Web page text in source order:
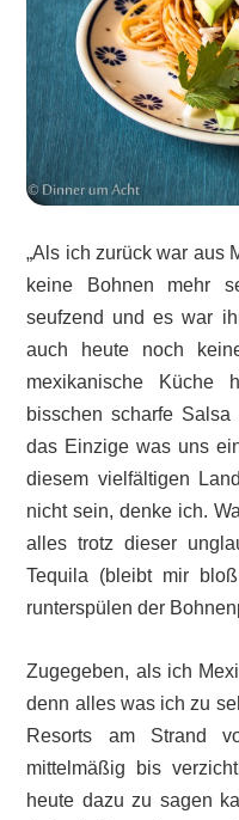
„Als ich zurück war aus
keine Bohnen mehr
seufzend und es war
auch heute noch
mexikanische Küche
bisschen scharfe
das Einzige was uns
diesem vielfältigen
nicht sein, denke ich.
alles trotz dieser
Tequila (bleibt mir
runterspülen der
Zugegeben, als ich
denn alles was ich zu
Resorts am Strand
mittelmäßig bis
heute dazu zu sagen